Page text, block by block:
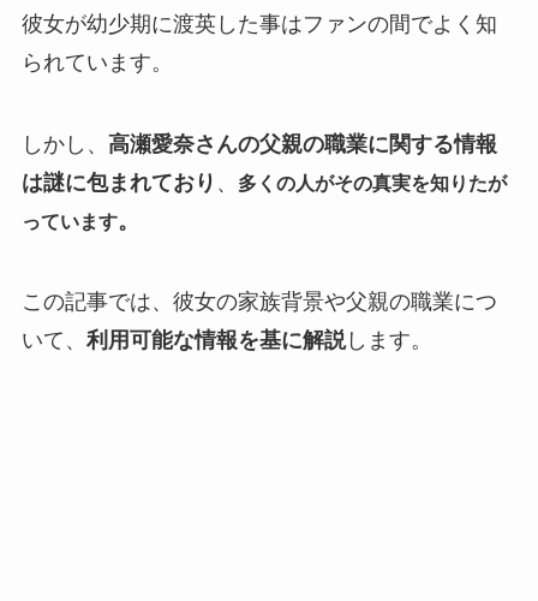
彼女が幼少期に渡英した事はファンの間でよく知
られています。
しかし、 高瀬愛奈さんの父親の職業に関する情報
は謎に包まれており 、
多くの人がその真実を知りたが
っています。
この記事では、彼女の家族背景や父親の職業につ
いて、 利用可能な情報を基に解説します。